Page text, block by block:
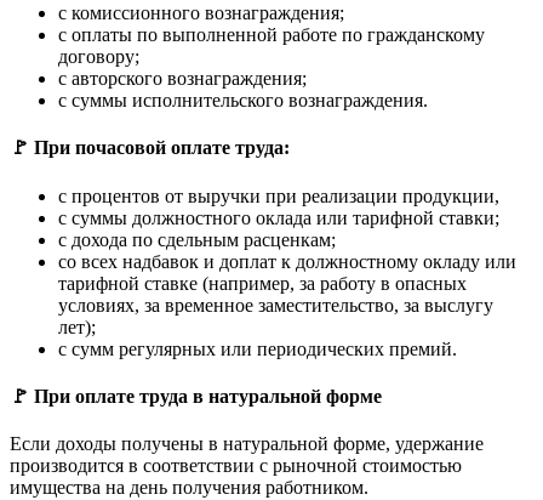
с комиссионного вознаграждения;
с оплаты по выполненной работе по гражданскому
договору;
с авторского вознаграждения;
с суммы исполнительского вознаграждения.
🚩 При почасовой оплате труда:
с процентов от выручки при реализации продукции,
с суммы должностного оклада или тарифной ставки;
с дохода по сдельным расценкам;
со всех надбавок и доплат к должностному окладу или
тарифной ставке (например, за работу в опасных
условиях, за временное заместительство, за выслугу
лет);
с сумм регулярных или периодических премий.
🚩 При оплате труда в натуральной форме
Если доходы получены в натуральной форме, удержание
производится в соответствии с рыночной стоимостью
имущества на день получения работником.